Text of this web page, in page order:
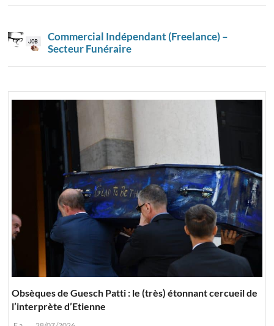
Commercial Indépendant (Freelance) –
Secteur Funéraire
Obsèques de Guesch Patti : le (très) étonnant cercueil de
l’interprète d’Etienne